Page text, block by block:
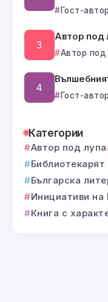
Гост-
Автор под
Автор под
Гост-
Категории
Автор под лупа
Библиотекарят
Българска
Инициативи на
Книга с